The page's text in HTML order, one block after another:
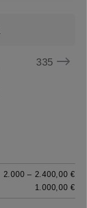
335
2.000 – 2.400,00 €
1.000,00 €